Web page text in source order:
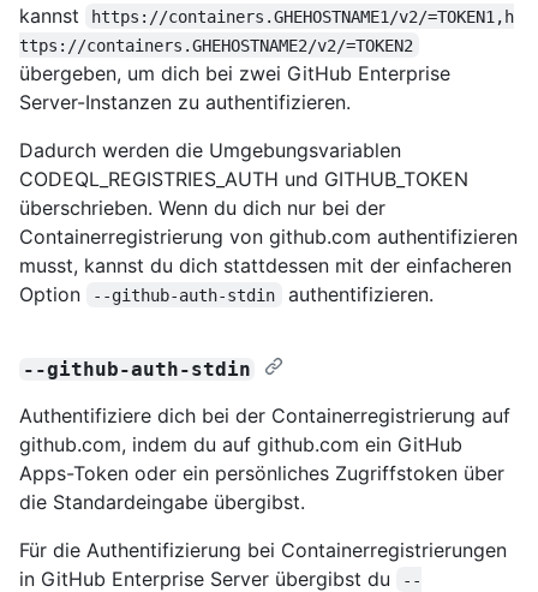
kannst
https://containers.GHEHOSTNAME1/v2/=TOKEN1,h
ttps://containers.GHEHOSTNAME2/v2/=TOKEN2
übergeben, um dich bei zwei GitHub Enterprise
Server-Instanzen zu authentifizieren.
Dadurch werden die Umgebungsvariablen
CODEQL_REGISTRIES_AUTH und GITHUB_TOKEN
überschrieben. Wenn du dich nur bei der
Containerregistrierung von github.com authentifizieren
musst, kannst du dich stattdessen mit der einfacheren
Option
--github-auth-stdin authentifizieren.
--github-auth-stdin
Authentifiziere dich bei der Containerregistrierung auf
github.com, indem du auf github.com ein GitHub
Apps-Token oder ein persönliches Zugriffstoken über
die Standardeingabe übergibst.
Für die Authentifizierung bei Containerregistrierungen
in GitHub Enterprise Server übergibst du
--